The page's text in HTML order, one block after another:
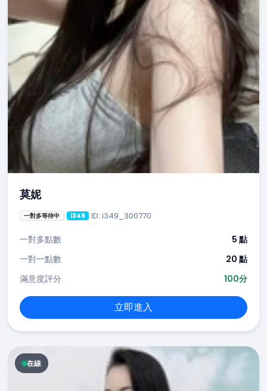
莫妮
一對多等待中 i349 ID: i349_300770
一對多點數
5 點
一對一點數
20 點
滿意度評分
100分
立即進入
在線